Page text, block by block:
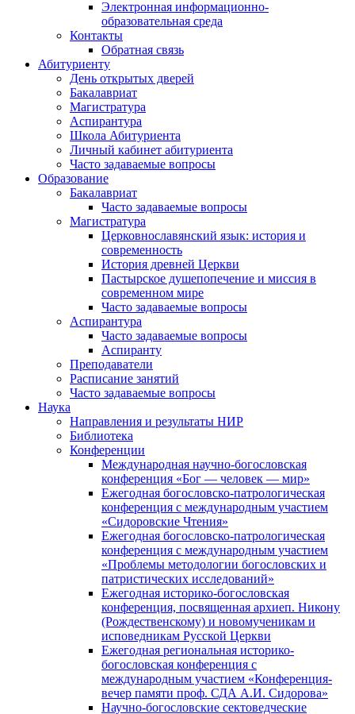
Электронная информационно-
образовательная среда
Контакты
Обратная связь
Абитуриенту
День открытых дверей
Бакалавриат
Магистратура
Аспирантура
Школа Абитуриента
Личный кабинет абитуриента
Часто задаваемые вопросы
Образование
Бакалавриат
Часто задаваемые вопросы
Магистратура
Церковнославянский язык: история и
современность
История древней Церкви
Пастырское душепопечение и миссия в
современном мире
Часто задаваемые вопросы
Аспирантура
Часто задаваемые вопросы
Аспиранту
Преподаватели
Расписание занятий
Часто задаваемые вопросы
Наука
Направления и результаты НИР
Библиотека
Конференции
Международная научно-богословская
конференция «Бог — человек — мир»
Ежегодная богословско-патрологическая
конференция с международным участием
«Сидоровские Чтения»
Ежегодная богословско-патрологическая
конференция с международным участием
«Проблемы методологии богословских и
патристических исследований»
Ежегодная историко-богословская
конференция, посвященная архиеп. Никону
(Рождественскому) и новомученикам и
исповедникам Русской Церкви
Ежегодная региональная историко-
богословская конференция с
международным участием «Конференция-
вечер памяти проф. СДА А.И. Сидорова»
Научно-богословские сектоведческие